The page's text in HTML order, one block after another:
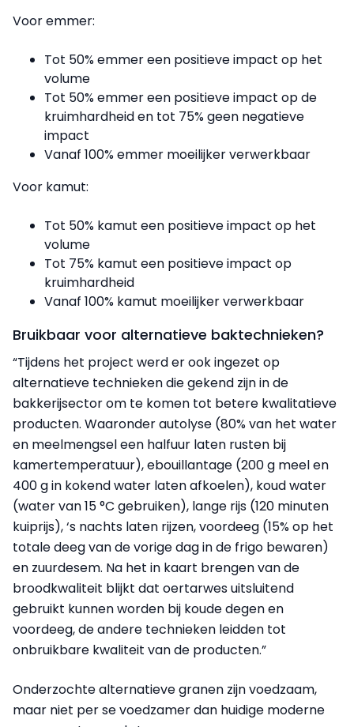
Voor emmer:
Tot 50% emmer een positieve impact op het
volume
Tot 50% emmer een positieve impact op de
kruimhardheid en tot 75% geen negatieve
impact
Vanaf 100% emmer moeilijker verwerkbaar
Voor kamut:
Tot 50% kamut een positieve impact op het
volume
Tot 75% kamut een positieve impact op
kruimhardheid
Vanaf 100% kamut moeilijker verwerkbaar
Bruikbaar voor alternatieve baktechnieken?
“Tijdens het project werd er ook ingezet op
alternatieve technieken die gekend zijn in de
bakkerijsector om te komen tot betere kwalitatieve
producten. Waaronder autolyse (80% van het water
en meelmengsel een halfuur laten rusten bij
kamertemperatuur), ebouillantage (200 g meel en
400 g in kokend water laten afkoelen), koud water
(water van 15 °C gebruiken), lange rijs (120 minuten
kuiprijs), ‘s nachts laten rijzen, voordeeg (15% op het
totale deeg van de vorige dag in de frigo bewaren)
en zuurdesem. Na het in kaart brengen van de
broodkwaliteit blijkt dat oertarwes uitsluitend
gebruikt kunnen worden bij koude degen en
voordeeg, de andere technieken leidden tot
onbruikbare kwaliteit van de producten.”
Onderzochte alternatieve granen zijn voedzaam,
maar niet per se voedzamer dan huidige moderne